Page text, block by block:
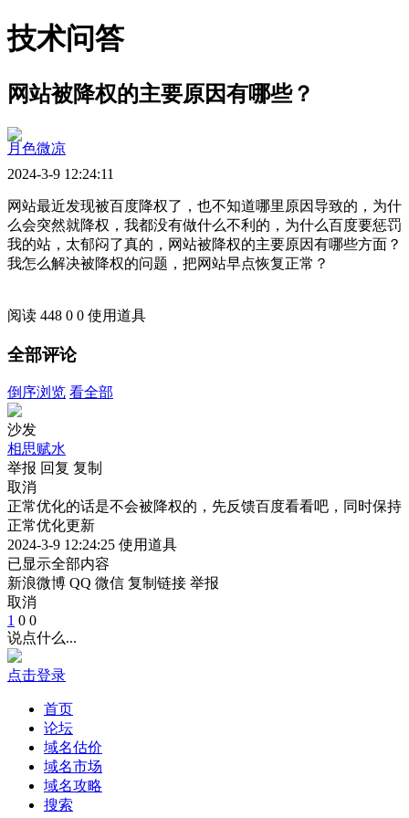
技术问答
网站被降权的主要原因有哪些？
月色微凉
2024-3-9 12:24:11
网站最近发现被百度降权了，也不知道哪里原因导致的，为什
么会突然就降权，我都没有做什么不利的，为什么百度要惩罚
我的站，太郁闷了真的，网站被降权的主要原因有哪些方面？
我怎么解决被降权的问题，把网站早点恢复正常？
阅读 448 0 0 使用道具
全部评论
倒序浏览 看全部
沙发
相思赋水
举报 回复 复制
取消
正常优化的话是不会被降权的，先反馈百度看看吧，同时保持
正常优化更新
2024-3-9 12:24:25 使用道具
已显示全部内容
新浪微博 QQ 微信 复制链接 举报
取消
1 0 0
说点什么...
点击登录
首页
论坛
域名估价
域名市场
域名攻略
搜索